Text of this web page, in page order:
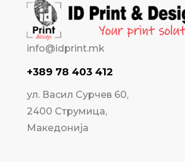
info@idprint.mk
+389 78 403 412
ул. Васил Сурчев 60,
2400 Струмица,
Македонија